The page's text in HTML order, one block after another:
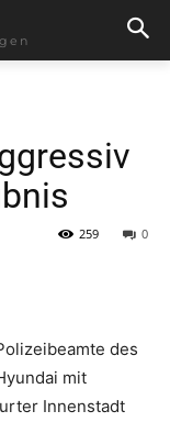
0
259
des
mit
Innenstadt